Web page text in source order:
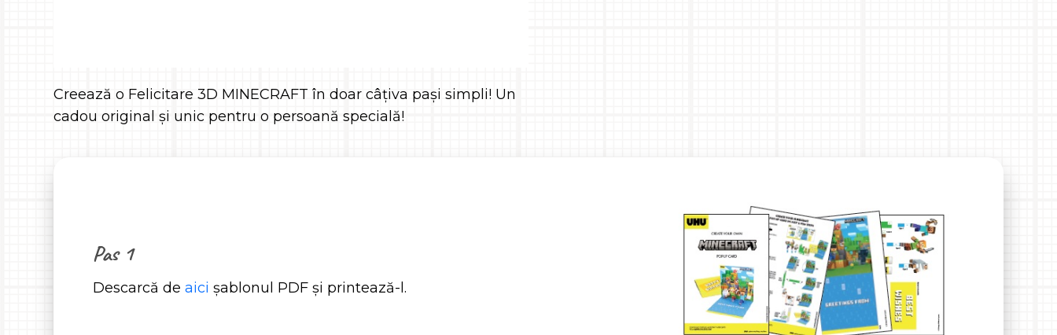
Creează o Felicitare 3D MINECRAFT în doar câțiva pași simpli! Un
cadou original și unic pentru o persoană specială!
Pas 1
Descarcă de aici șablonul PDF și printează-l.